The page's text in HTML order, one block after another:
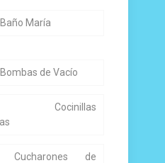
María
de Vacío
Cocinillas
Cucharones de